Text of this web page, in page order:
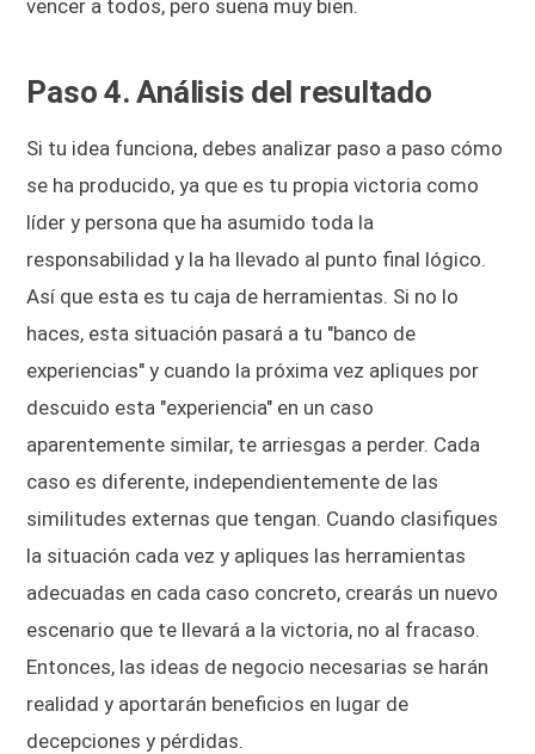
vencer a todos, pero suena muy bien.
Paso 4. Análisis del resultado
Si tu idea funciona, debes analizar paso a paso cómo
se ha producido, ya que es tu propia victoria como
líder y persona que ha asumido toda la
responsabilidad y la ha llevado al punto final lógico.
Así que esta es tu caja de herramientas. Si no lo
haces, esta situación pasará a tu "banco de
experiencias" y cuando la próxima vez apliques por
descuido esta "experiencia" en un caso
aparentemente similar, te arriesgas a perder. Cada
caso es diferente, independientemente de las
similitudes externas que tengan. Cuando clasifiques
la situación cada vez y apliques las herramientas
adecuadas en cada caso concreto, crearás un nuevo
escenario que te llevará a la victoria, no al fracaso.
Entonces, las ideas de negocio necesarias se harán
realidad y aportarán beneficios en lugar de
decepciones y pérdidas.